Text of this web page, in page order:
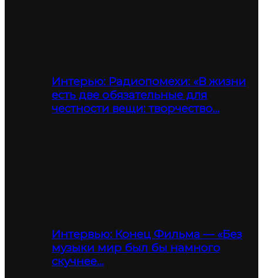
Интерью: Радиопомехи: «В жизни
есть две обязательные для
честности вещи: творчество…
Интервью: Конец Фильма — «Без
музыки мир был бы намного
скучнее…